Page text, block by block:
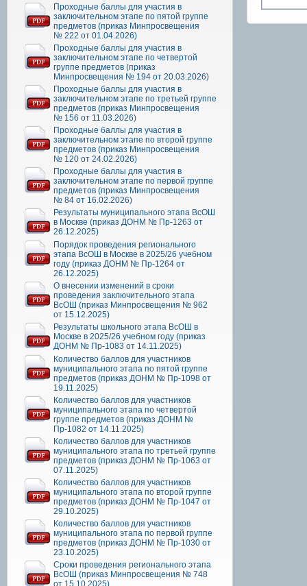
Проходные баллы для участия в
заключительном этапе по пятой группе
предметов (приказ Минпросвещения
№ 222 от 01.04.2026)
Проходные баллы для участия в
заключительном этапе по четвертой
группе предметов (приказ
Минпросвещения № 194 от 20.03.2026)
Проходные баллы для участия в
заключительном этапе по третьей группе
предметов (приказ Минпросвещения
№ 156 от 11.03.2026)
Проходные баллы для участия в
заключительном этапе по второй группе
предметов (приказ Минпросвещения
№ 120 от 24.02.2026)
Проходные баллы для участия в
заключительном этапе по первой группе
предметов (приказ Минпросвещения
№ 84 от 16.02.2026)
Результаты муниципального этапа ВсОШ
в Москве (приказ ДОНМ № Пр-1263 от
26.12.2025)
Порядок проведения регионального
этапа ВсОШ в Москве в 2025/26 учебном
году (приказ ДОНМ № Пр-1264 от
26.12.2025)
О внесении изменений в сроки
проведения заключительного этапа
ВсОШ (приказ Минпросвещения № 962
от 15.12.2025)
Результаты школьного этапа ВсОШ в
Москве в 2025/26 учебном году (приказ
ДОНМ № Пр-1083 от 14.11.2025)
Количество баллов для участников
муниципального этапа по пятой группе
предметов (приказ ДОНМ № Пр-1098 от
19.11.2025)
Количество баллов для участников
муниципального этапа по четвертой
группе предметов (приказ ДОНМ №
Пр-1082 от 14.11.2025)
Количество баллов для участников
муниципального этапа по третьей группе
предметов (приказ ДОНМ № Пр-1063 от
07.11.2025)
Количество баллов для участников
муниципального этапа по второй группе
предметов (приказ ДОНМ № Пр-1047 от
29.10.2025)
Количество баллов для участников
муниципального этапа по первой группе
предметов (приказ ДОНМ № Пр-1030 от
23.10.2025)
Сроки проведения регионального этапа
ВсОШ (приказ Минпросвещения № 748
от 15.10.2025)